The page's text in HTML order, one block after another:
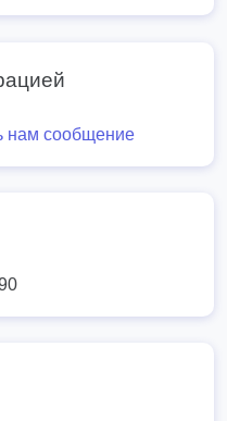
нам сообщение